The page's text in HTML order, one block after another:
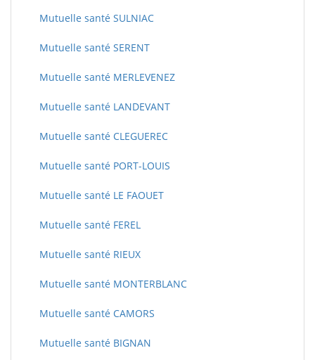
Mutuelle santé SULNIAC
Mutuelle santé SERENT
Mutuelle santé MERLEVENEZ
Mutuelle santé LANDEVANT
Mutuelle santé CLEGUEREC
Mutuelle santé PORT-LOUIS
Mutuelle santé LE FAOUET
Mutuelle santé FEREL
Mutuelle santé RIEUX
Mutuelle santé MONTERBLANC
Mutuelle santé CAMORS
Mutuelle santé BIGNAN